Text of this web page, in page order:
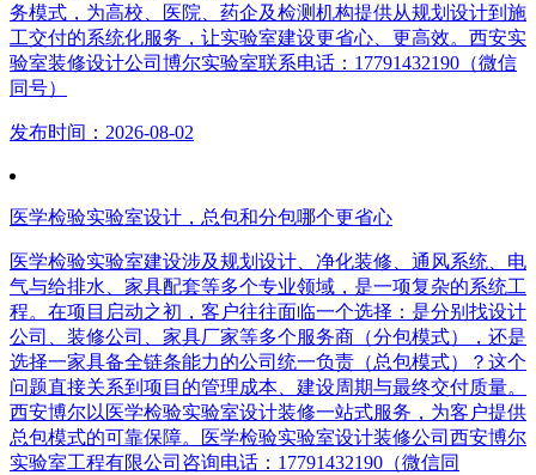
务模式，为高校、医院、药企及检测机构提供从规划设计到施
工交付的系统化服务，让实验室建设更省心、更高效。西安实
验室装修设计公司博尔实验室联系电话：17791432190（微信
同号）
发布时间：2026-08-02
医学检验实验室设计，总包和分包哪个更省心
医学检验实验室建设涉及规划设计、净化装修、通风系统、电
气与给排水、家具配套等多个专业领域，是一项复杂的系统工
程。在项目启动之初，客户往往面临一个选择：是分别找设计
公司、装修公司、家具厂家等多个服务商（分包模式），还是
选择一家具备全链条能力的公司统一负责（总包模式）？这个
问题直接关系到项目的管理成本、建设周期与最终交付质量。
西安博尔以医学检验实验室设计装修一站式服务，为客户提供
总包模式的可靠保障。医学检验实验室设计装修公司西安博尔
实验室工程有限公司咨询电话：17791432190（微信同